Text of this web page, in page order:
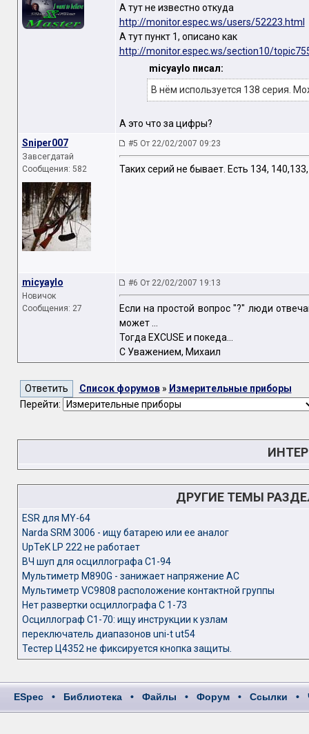
А тут не известно откуда
http://monitor.espec.ws/users/52223.html
А тут пункт 1, описано как
http://monitor.espec.ws/section10/
micyaylo писал:
В нём используется 138 серия.
А это что за цифры?
Sniper007
Завсегдатай
Сообщения: 582
#5 От 22/02/2007 09:23
Таких серий не бывает. Есть 134,
micyaylo
Новичок
Сообщения: 27
#6 От 22/02/2007 19:13
Если на простой вопрос "?" люди
может ...
Тогда EXCUSE и покеда...
С Уважением, Михаил
Список форумов» Измерительные приборы
Перейти:
ДРУГИЕ ТЕМЫ
ESR для MY-64
Narda SRM 3006 - ищу батарею или ее аналог
UpTeK LP 222 не работает
ВЧ шуп для осциллографа С1-94
Мультиметр M890G - занижает напряжение АС
Мультиметр VC9808 расположение контактной группы
Нет развертки осциллографа С 1-73
Осциллограф С1-70: ищу инструкции к узлам
переключатель диапазонов uni-t ut54
Тестер Ц4352 не фиксируется кнопка защиты.
ESpec • Библиотека • Файлы • Форум • Ссылки •